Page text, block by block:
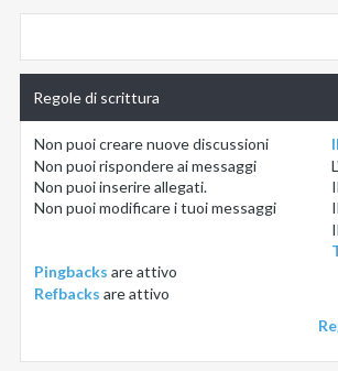
Regole di scrittura
Non puoicreare nuove discussioni
Non puoirispondere ai messaggi
Non puoiinserire allegati.
Non puoimodificare i tuoi messaggi
Pingbacks areattivo
Refbacks areattivo